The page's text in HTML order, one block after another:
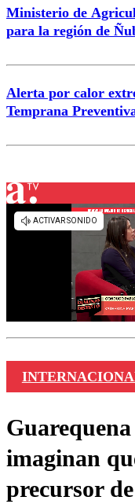
Ministerio de
para la región de
Alerta por calor
Temprana
imaginan
precursor